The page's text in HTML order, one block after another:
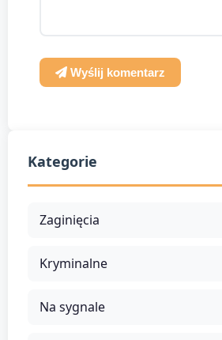
Wyślij komentarz
Kategorie
Zaginięcia
Kryminalne
Na sygnale